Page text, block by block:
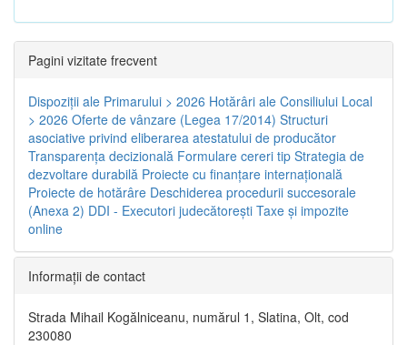
Pagini vizitate frecvent
Dispoziţii ale Primarului > 2026 Hotărâri ale Consiliului Local
> 2026 Oferte de vânzare (Legea 17/2014) Structuri
asociative privind eliberarea atestatului de producător
Transparenţa decizională Formulare cereri tip Strategia de
dezvoltare durabilă Proiecte cu finanţare internaţională
Proiecte de hotărâre Deschiderea procedurii succesorale
(Anexa 2) DDI - Executori judecătorești Taxe şi impozite
online
Informaţii de contact
Strada Mihail Kogălniceanu, numărul 1, Slatina, Olt, cod
230080